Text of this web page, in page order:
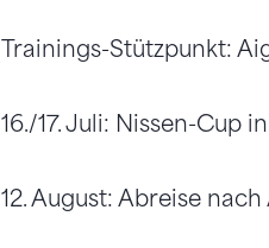
Trainings-Stützpunkt:
16./17. Juli: Nissen-Cup
12. August: Abreise